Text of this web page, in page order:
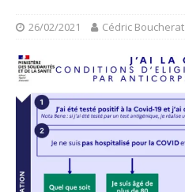
26/02/2021 Cédric Boucherat